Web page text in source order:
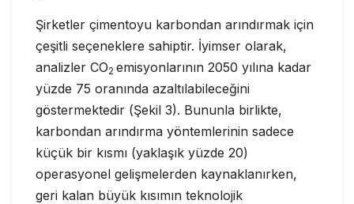
Şirketler çimentoyu karbondan arındırmak için
çeşitli seçeneklere sahiptir. İyimser olarak,
analizler CO2 emisyonlarının 2050 yılına kadar
yüzde 75 oranında azaltılabileceğini
göstermektedir (Şekil 3). Bununla birlikte,
karbondan arındırma yöntemlerinin sadece
küçük bir kısmı (yaklaşık yüzde 20)
operasyonel gelişmelerden kaynaklanırken,
geri kalan büyük kısımın teknolojik